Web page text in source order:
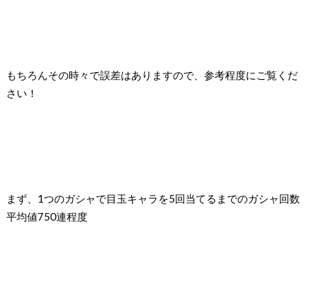
もちろんその時々で誤差はありますので、参考程度にご覧くだ
さい！
まず、 1つのガシャで目玉キャラを5回当てるまでのガシャ回数
平均値750連程度